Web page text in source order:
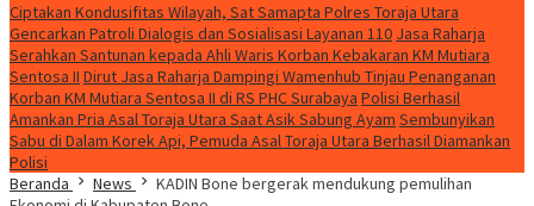
Ciptakan Kondusifitas Wilayah, Sat Samapta Polres Toraja Utara
Gencarkan Patroli Dialogis dan Sosialisasi Layanan 110 Jasa Raharja
Serahkan Santunan kepada Ahli Waris Korban Kebakaran KM Mutiara
Sentosa II Dirut Jasa Raharja Dampingi Wamenhub Tinjau Penanganan
Korban KM Mutiara Sentosa II di RS PHC Surabaya Polisi Berhasil
Amankan Pria Asal Toraja Utara Saat Asik Sabung Ayam Sembunyikan
Sabu di Dalam Korek Api, Pemuda Asal Toraja Utara Berhasil Diamankan
Polisi
Beranda
News
KADIN Bone bergerak mendukung pemulihan